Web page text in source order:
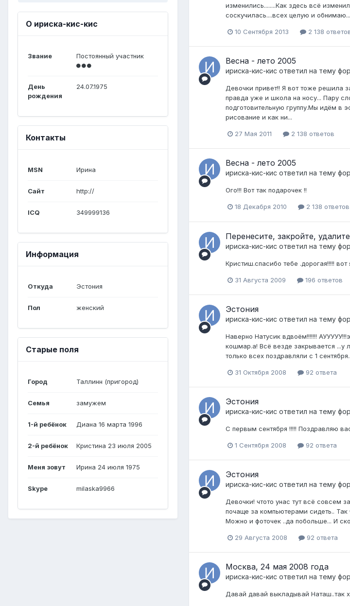
О ириска-кис-кис
Звание Постоянный участник
День
рождения
24.07.1975
Контакты
MSN Ирина
Сайт http://
ICQ 349999136
Информация
Откуда Эстония
Пол женский
Старые поля
Город Таллинн (пригород)
Семья замужем
1-й ребёнок Диана 16 марта 1996
2-й ребёнок Кристина 23 июля 2005
Меня зовут Ирина 24 июля 1975
Skype milaska9966
изменились........Как здесь всё
соскучилась....всех целую и обнимаю...
10 Сентября 2013 2 138
Весна - лето 2005
ириска-кис-кис ответил на тему
Девочки привет!! Я вот тоже решила
правда уже и школа на носу... Пару
подготовительную группу.Мы идём в
рисование и как ни...
27 Мая 2011 2 138 ответов
Весна - лето 2005
ириска-кис-кис ответил на тему
Ого!!! Вот так подарочек !!
18 Декабря 2010 2 138 ответов
Перенесите, закройте,
ириска-кис-кис ответил на тему
Кристиш.спасибо тебе .дорогая!!!!!
31 Августа 2009 196 ответов
Эстония
ириска-кис-кис ответил на тему
Наверно Натусик вдвоём!!!!!!!
кошмар.а! Всё везде закрывается ...у
только всех поздравляли с 1
31 Октября 2008 92 ответа
Эстония
ириска-кис-кис ответил на тему
C первым сентября !!!!! Поздравляю
1 Сентября 2008 92 ответа
Эстония
ириска-кис-кис ответил на тему
Девочки! чтото унас тут всё совсем
почаще за компьютерами сидеть.. Так
Можно и фоточек ..да побольше... И
29 Августа 2008 92 ответа
Москва, 24 мая 2008 года
ириска-кис-кис ответил на тему
Давай давай выкладывай Наташ..так